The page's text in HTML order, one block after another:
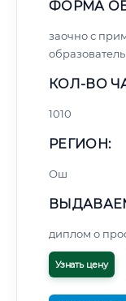
ФОРМА
заочно с
КОЛ-ВО
1010
РЕГИОН:
Ош
диплом о
Узнать цену